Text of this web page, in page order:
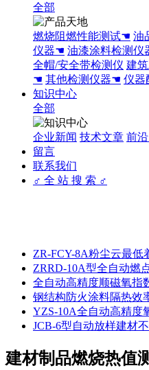
全部
燃烧阻燃性能测试☚ 油
仪器☚ 油漆涂料检测仪
全帽/安全带检测仪 建
☚ 其他检测仪器☚ 仪器
知识中心
全部
企业新闻 技术文章 前
留言
联系我们
♂ 全 站 搜 索 ♂
ZR-FCY-8A粉尘云最低
ZRRD-10A型全自动燃
全自动高精度顺磁氧指
钢结构防火涂料隔热效
YZS-10A全自动高精度
JCB-6型自动放样建材
建材制品燃烧热值